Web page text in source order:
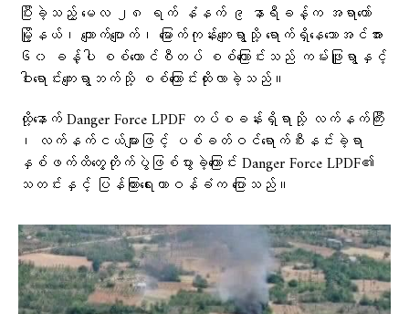
ပြီးခဲ့သည့် မေလ ၂၈ ရက် နံနက် ၉ နာရီခန့်က အရာ​တော်
မြို့နယ်၊ ကျောက်ပျောက်၊ မြောက်ကုန်းကျေးရွာသို့ ရောက်ရှိနေသောအင်အား
၆၀ ခန့်ပါ စစ်ကောင်စီတပ် စစ်ကြောင်းသည် ကမ်းဖြူရွာနှင့်
ဝါးရောင်းကျေးရွာဘက်သို့ စစ်ကြောင်းထိုးလာခဲ့သည်။
ထို့နောက် Danger Force LPDF တပ်စခန်းရှိရာသို့ လက်နက်ကြီး
၊ လက်နက်ငယ်များဖြင့် ပစ်ခတ်ဝင်ရောက်စီးနင်းခဲ့ရာ
နှစ်ဖက်ထိတွေ့တိုက်ပွဲဖြစ်ပွားခဲ့ကြောင်း Danger Force LPDF၏
သတင်းနှင့် ပြန်ကြားရေးတာဝန်ခံက ပြောသည်။